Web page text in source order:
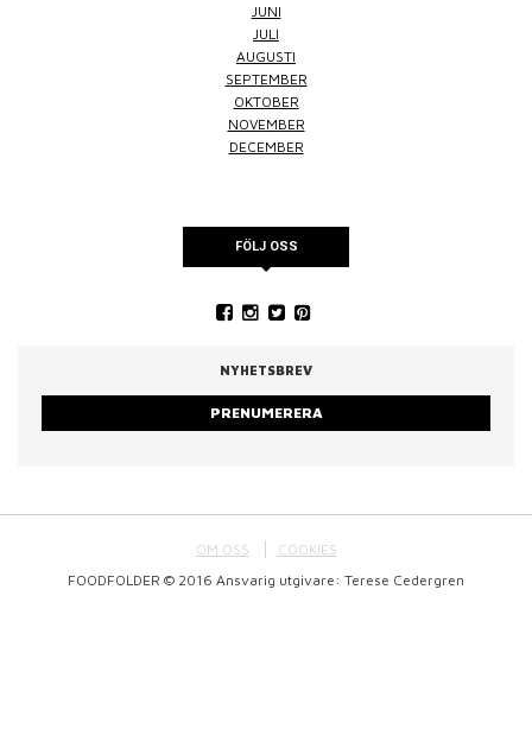
JUNI
JULI
AUGUSTI
SEPTEMBER
OKTOBER
NOVEMBER
DECEMBER
FÖLJ OSS
NYHETSBREV
PRENUMERERA
OM OSS
COOKIES
FOODFOLDER © 2016 Ansvarig utgivare: Terese Cedergren